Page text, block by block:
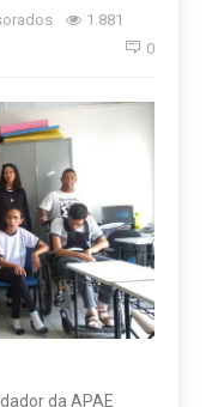
1.881
0
da APAE